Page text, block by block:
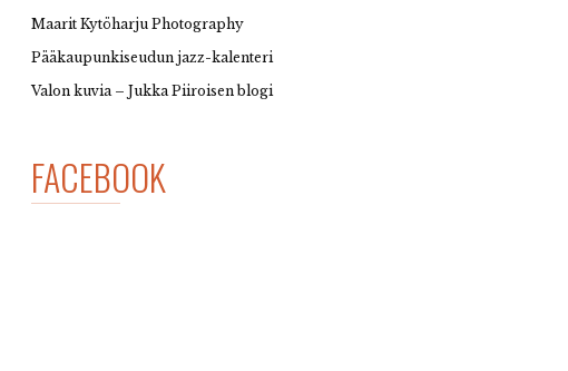
Maarit Kytöharju Photography
Pääkaupunkiseudun jazz-kalenteri
Valon kuvia – Jukka Piiroisen blogi
FACEBOOK